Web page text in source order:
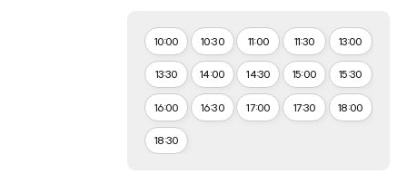
10:00 10:30 11:00 11:30 13:00
13:30 14:00 14:30 15:00 15:30
16:00 16:30 17:00 17:30 18:00
18:30